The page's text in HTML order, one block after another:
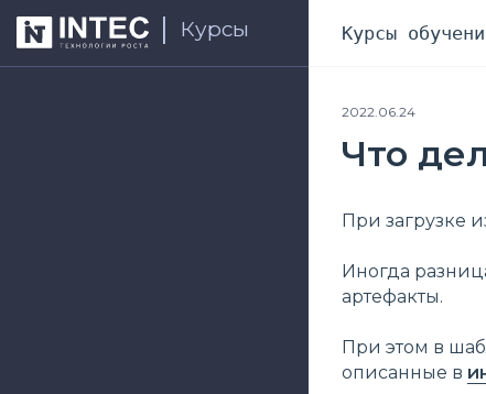
Курсы Курсы
2022.06.24
Что
При загрузке
Иногда
артефакты.
При этом в
описанные в